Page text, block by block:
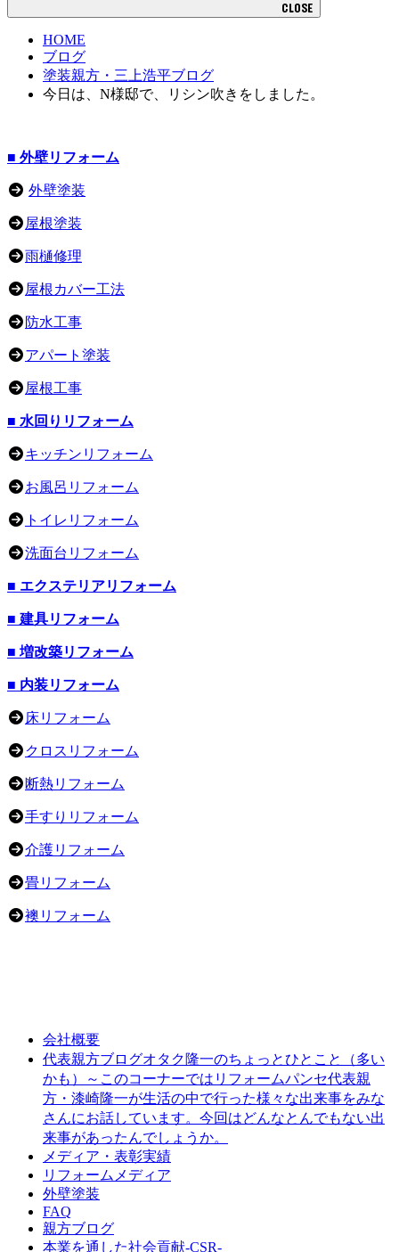
CLOSE
HOME
ブログ
塗装親方・三上浩平ブログ
今日は、N様邸で、リシン吹きをしました。
■ 外壁リフォーム
外壁塗装
屋根塗装
雨樋修理
屋根カバー工法
防水工事
アパート塗装
屋根工事
■ 水回りリフォーム
キッチンリフォーム
お風呂リフォーム
トイレリフォーム
洗面台リフォーム
■ エクステリアリフォーム
■ 建具リフォーム
■ 増改築リフォーム
■ 内装リフォーム
床リフォーム
クロスリフォーム
断熱リフォーム
手すりリフォーム
介護リフォーム
畳リフォーム
襖リフォーム
会社概要
代表親方ブログオタク隆一のちょっとひとこと（多い
かも）～このコーナーではリフォームパンセ代表親
方・漆崎隆一が生活の中で行った様々な出来事をみな
さんにお話しています。今回はどんなとんでもない出
来事があったんでしょうか。
メディア・表彰実績
リフォームメディア
外壁塗装
FAQ
親方ブログ
本業を通した社会貢献-CSR-